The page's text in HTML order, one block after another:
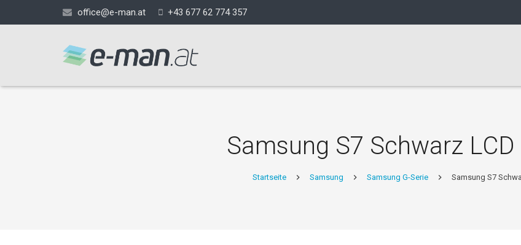
office@e-man.at +43 677 62 774 357
Samsung S7 Schwarz
Startseite Samsung Samsung G-Serie Samsung S7